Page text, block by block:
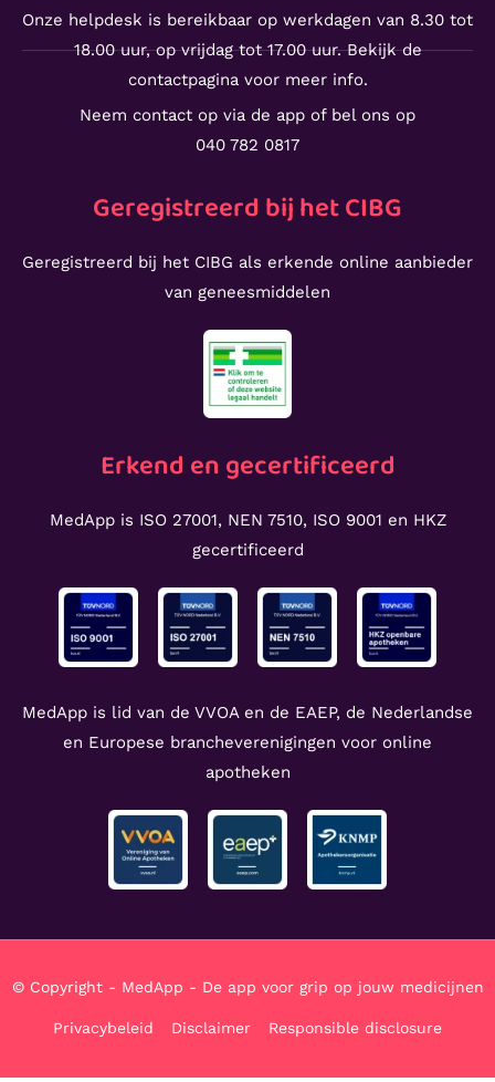
Onze helpdesk is bereikbaar op werkdagen van 8.30 tot
18.00 uur, op vrijdag tot 17.00 uur. Bekijk de
contactpagina voor meer info.
Neem contact op via de app of bel ons op
040 782 0817
Geregistreerd bij het CIBG
Geregistreerd bij het CIBG als erkende online aanbieder
van geneesmiddelen
Erkend en gecertificeerd
MedApp is ISO 27001, NEN 7510, ISO 9001 en HKZ
gecertificeerd
MedApp is lid van de VVOA en de EAEP, de Nederlandse
en Europese brancheverenigingen voor online
apotheken
© Copyright - MedApp - De app voor grip op jouw medicijnen
Privacybeleid Disclaimer Responsible disclosure